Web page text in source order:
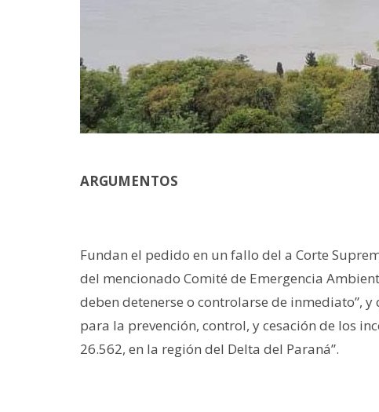
ARGUMENTOS
Fundan el pedido en un fallo del a Corte
del mencionado Comité de Emergencia
deben detenerse o controlarse de inmediato”,
para la prevención, control, y cesación de los
26.562, en la región del Delta del Paraná”.